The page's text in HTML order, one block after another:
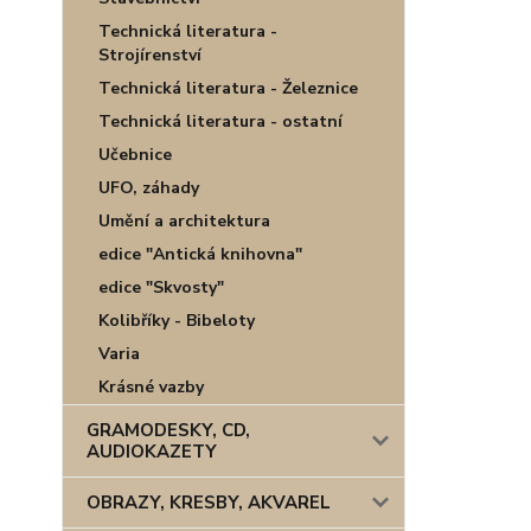
Technická literatura -
Strojírenství
Technická literatura - Železnice
Technická literatura - ostatní
Učebnice
UFO, záhady
Umění a architektura
edice "Antická knihovna"
edice "Skvosty"
Kolibříky - Bibeloty
Varia
Krásné vazby
GRAMODESKY, CD,
AUDIOKAZETY
OBRAZY, KRESBY, AKVAREL